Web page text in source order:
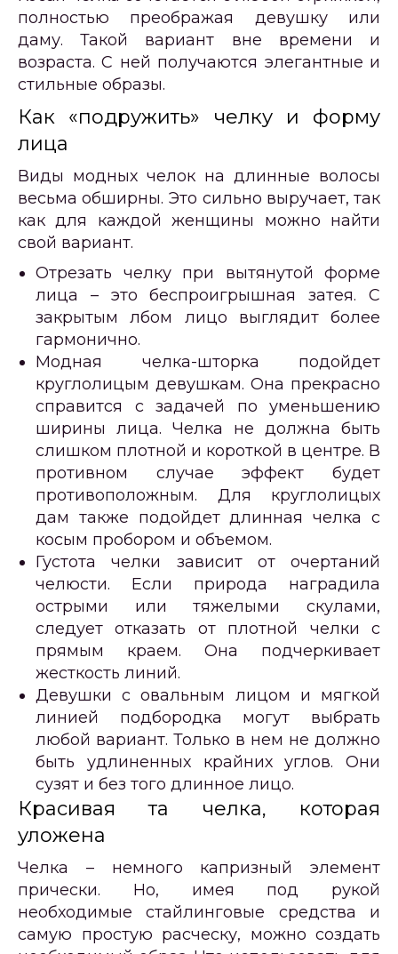
полностью преображая девушку или
даму. Такой вариант вне времени и
возраста. С ней получаются элегантные и
стильные образы.
Как «подружить» челку и форму
лица
Виды модных челок на длинные волосы
весьма обширны. Это сильно выручает, так
как для каждой женщины можно найти
свой вариант.
Отрезать челку при вытянутой форме
лица – это беспроигрышная затея. С
закрытым лбом лицо выглядит более
гармонично.
Модная челка-шторка подойдет
круглолицым девушкам. Она прекрасно
справится с задачей по уменьшению
ширины лица. Челка не должна быть
слишком плотной и короткой в центре. В
противном случае эффект будет
противоположным. Для круглолицых
дам также подойдет длинная челка с
косым пробором и объемом.
Густота челки зависит от очертаний
челюсти. Если природа наградила
острыми или тяжелыми скулами,
следует отказать от плотной челки с
прямым краем. Она подчеркивает
жесткость линий.
Девушки с овальным лицом и мягкой
линией подбородка могут выбрать
любой вариант. Только в нем не должно
быть удлиненных крайних углов. Они
сузят и без того длинное лицо.
Красивая та челка, которая
уложена
Челка – немного капризный элемент
прически. Но, имея под рукой
необходимые стайлинговые средства и
самую простую расческу, можно создать